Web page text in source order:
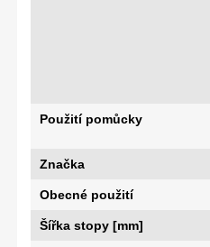
Použití pomůcky
Značka
Obecné použití
Šířka stopy [mm]